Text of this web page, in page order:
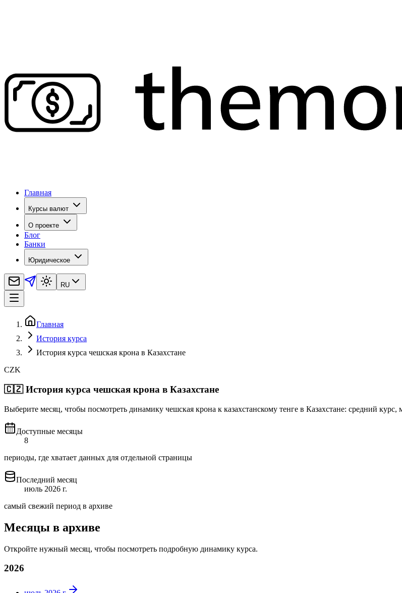
Главная
Курсы валют
О проекте
Блог
Банки
Юридическое
RU
Главная
История курса
История курса чешская крона в Казахстане
CZK
🇨🇿 История курса чешская крона в Казахстане
Выберите месяц, чтобы посмотреть динамику чешская крона к казахстанскому тенге в Казахстане: средний
Доступные месяцы
8
периоды, где хватает данных для отдельной страницы
Последний месяц
июль 2026 г.
самый свежий период в архиве
Месяцы в архиве
Откройте нужный месяц, чтобы посмотреть подробную динамику курса.
2026